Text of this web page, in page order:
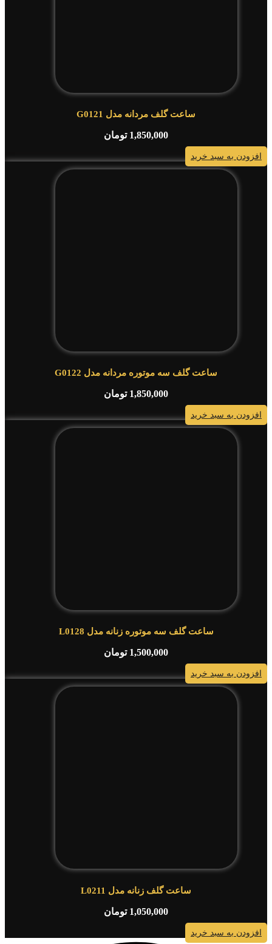
ساعت گلف مردانه مدل G0121
1,850,000 تومان
افزودن به سبد خرید
ساعت گلف سه موتوره مردانه مدل G0122
1,850,000 تومان
افزودن به سبد خرید
ساعت گلف سه موتوره زنانه مدل L0128
1,500,000 تومان
افزودن به سبد خرید
ساعت گلف زنانه مدل L0211
1,050,000 تومان
افزودن به سبد خرید